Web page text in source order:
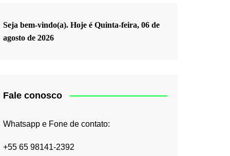
Seja bem-vindo(a). Hoje é Quinta-feira, 06 de
agosto de 2026
Fale conosco
Whatsapp e Fone de contato:
+55 65 98141-2392